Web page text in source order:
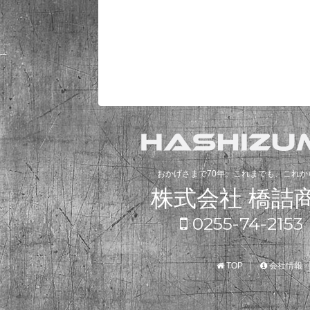
おかげさまで70年。これまでも、これか
株式会社 橋詰
0255-74-2153
TOP 会社情報